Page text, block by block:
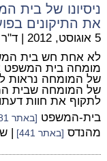
ניסיונו של בית
את התיקונים
5 אוגוסט, 2012 |
לא אחת חש בית
מומחה בית המשפט
של המומחה נראות
של המומחה שבית
לתקוף את חוות
בית-המשפט [באתר 281]
מהנדס [באתר 441] |